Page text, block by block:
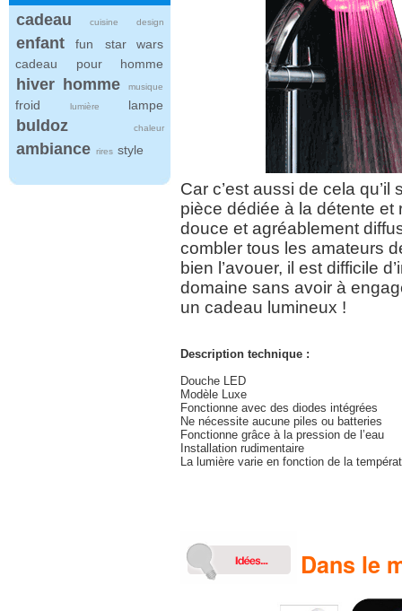
cadeau cuisine design
enfant fun
star wars
cadeau pour homme
hiver homme musique
froid lumière lampe
buldoz chaleur
ambiance rires style
Car c’est aussi de cela
pièce dédiée à la détente
douce et agréablement
combler tous les amateurs
bien l’avouer, il est difficile
domaine sans avoir à
un cadeau lumineux !
Description technique :
Douche LED
Modèle Luxe
Fonctionne avec des diodes intégrées
Ne nécessite aucune piles ou batteries
Fonctionne grâce à la pression de l’eau
Installation rudimentaire
La lumière varie en fonction de la
Dans le